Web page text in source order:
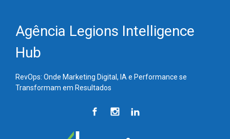
Agência Legions Intelligence
Hub
RevOps: Onde Marketing Digital, IA e Performance se
Transformam em Resultados